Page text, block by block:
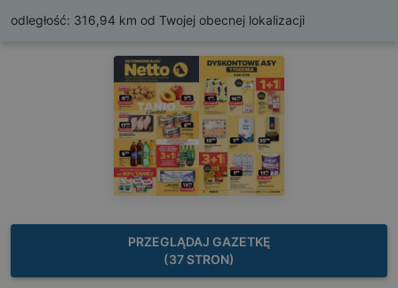
odległość: 316,94 km od Twojej obecnej lokalizacji
PRZEGLĄDAJ GAZETKĘ
(37 STRON)